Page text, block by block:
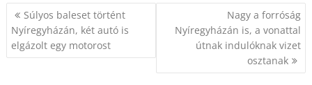
Bejegyzés
navigáció
Súlyos baleset történt
Nyíregyházán, két autó is
elgázolt egy motorost
Nagy a forróság
Nyíregyházán is, a vonattal
útnak indulóknak vizet
osztanak